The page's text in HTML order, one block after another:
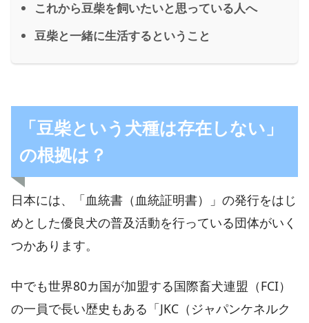
これから豆柴を飼いたいと思っている人へ
豆柴と一緒に生活するということ
「豆柴という犬種は存在しない」
の根拠は？
日本には、「血統書（血統証明書）」の発行をはじ
めとした優良犬の普及活動を行っている団体がいく
つかあります。
中でも世界80カ国が加盟する国際畜犬連盟（FCI）
の一員で長い歴史もある「JKC（ジャパンケネルク